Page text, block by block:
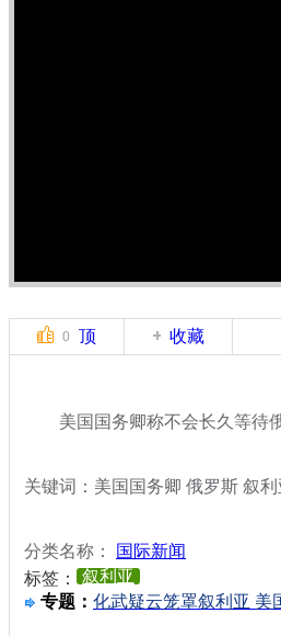
0 顶 收藏
美国国务卿称不会长久等待
关键词：美国国务卿 俄罗斯 叙
分类名称：
国际新闻
标签：
叙利亚
专题： 化武疑云笼罩叙利亚 美